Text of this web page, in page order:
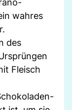
wahres
des
Fleisch